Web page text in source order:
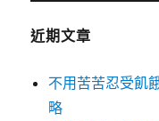
近期文章
不用苦苦忍受飢
略